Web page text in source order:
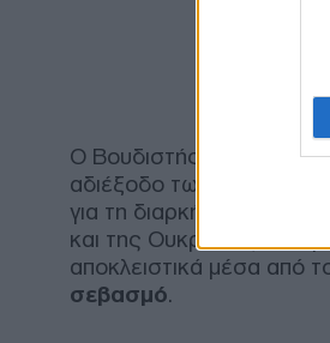
Ο Βουδιστής ηγέτης
αδιέξοδο των ένοπλων
για τη διαρκή επίλυση
και της Ουκρανίας είτε
αποκλειστικά μέσα από
σεβασμό.